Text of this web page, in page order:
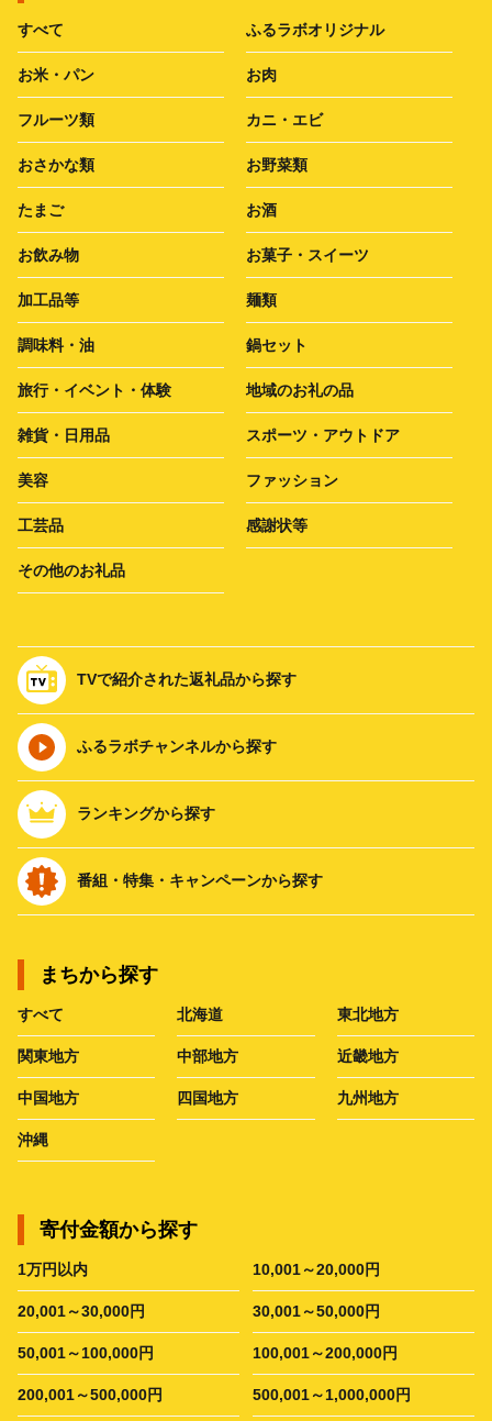
すべて ふるラボオリジナル
お米・パン お肉
フルーツ類 カニ・エビ
おさかな類 お野菜類
たまご お酒
お飲み物 お菓子・スイーツ
加工品等 麺類
調味料・油 鍋セット
旅行・イベント・体験 地域のお礼の品
雑貨・日用品 スポーツ・アウトドア
美容 ファッション
工芸品 感謝状等
その他のお礼品
TVで紹介された返礼品から探す
ふるラボチャンネルから探す
ランキングから探す
番組・特集・キャンペーンから探す
まちから探す
すべて 北海道 東北地方
関東地方 中部地方 近畿地方
中国地方 四国地方 九州地方
沖縄
寄付金額から探す
1万円以内 10,001～20,000円
20,001～30,000円 30,001～50,000円
50,001～100,000円 100,001～200,000円
200,001～500,000円 500,001～1,000,000円